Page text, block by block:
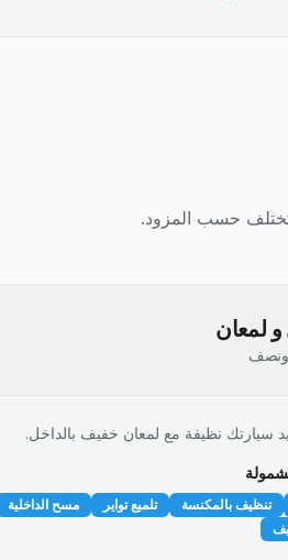
تختلف حسب المزود.
لمعان
سيارتك نظيفة مع لمعان خفيف بالداخل.
تنظيف بالمكنسة تلميع تواير
مسح الداخلية